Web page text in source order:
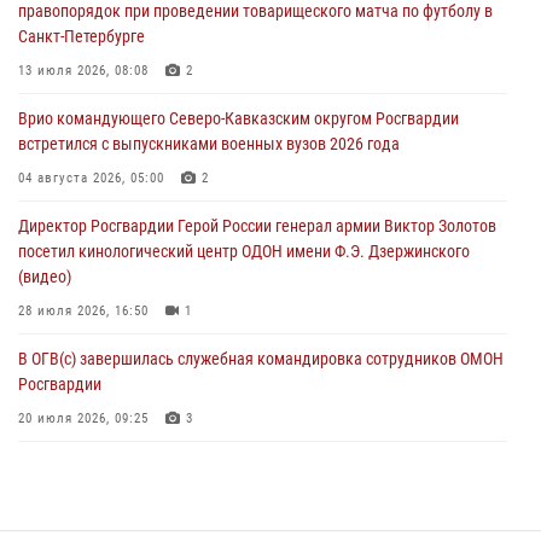
В Брянске сотрудники и военнослужащие Росгвардии почтили
память Героя России Олега Визнюка
В кинологическом центре Уральского округа Росгвардии почтили
память товарищей, погибших при исполнении воинского долга
В Центральном округе Росгвардии прошли мероприятия к
108‑летию генерала армии И.К. Яковлева
06 августа 2026, 13:24
правопорядок при проведении товарищеского матча по футболу в
Санкт-Петербурге
13 июля 2026, 08:08 2
Врио командующего Северо-Кавказским округом Росгвардии
встретился с выпускниками военных вузов 2026 года
04 августа 2026, 05:00 2
Директор Росгвардии Герой России генерал армии Виктор Золотов
посетил кинологический центр ОДОН имени Ф.Э. Дзержинского
(видео)
28 июля 2026, 16:50 1
В ОГВ(с) завершилась служебная командировка сотрудников ОМОН
Росгвардии
20 июля 2026, 09:25 3